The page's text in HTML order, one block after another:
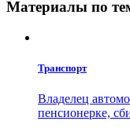
Материалы по
Транспорт
Владелец
пенсионерке,